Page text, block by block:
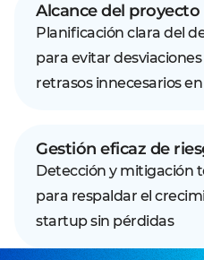
Alcance del proyecto
Planificación clara del
para evitar
retrasos innecesarios
Gestión eficaz de
Detección y mitigación
para respaldar el
startup sin pérdidas